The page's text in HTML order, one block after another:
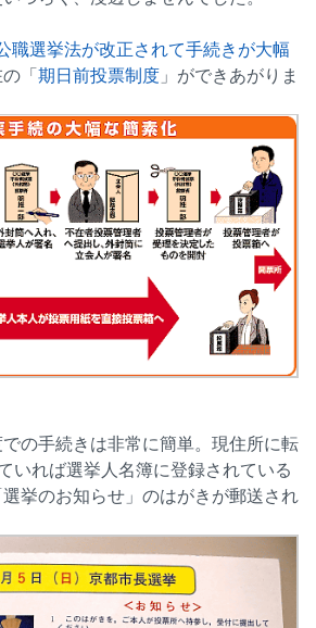
職選挙法が改正されて手続きが大幅
「期日前投票制度 」ができあがりま
の手続きは非常に簡単。現住所に転
いれば選挙人名簿に登録されている
挙のお知らせ」のはがきが郵送され